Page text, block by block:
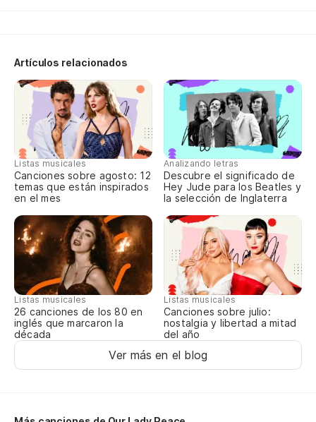
Artículos relacionados
Listas musicales
Canciones sobre agosto: 12
temas que están inspirados
en el mes
Analizando letras
Descubre el significado de
Hey Jude para los Beatles y
la selección de Inglaterra
Listas musicales
26 canciones de los 80 en
inglés que marcaron la
década
Listas musicales
Canciones sobre julio:
nostalgia y libertad a mitad
del año
Ver más en el blog